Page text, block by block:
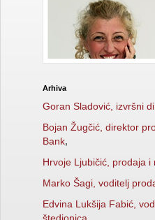
Arhiva
Goran Sladović, izvršni
Bojan Žugčić, direktor
Bank,
Hrvoje Ljubičić, prodaja
Marko Šagi, voditelj
Edvina Lukšija Fabić,